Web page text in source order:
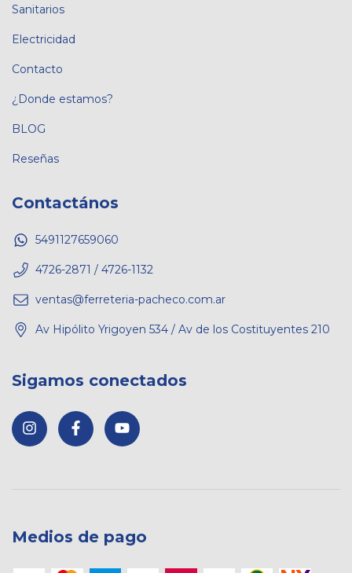
Sanitarios
Electricidad
Contacto
¿Donde estamos?
BLOG
Reseñas
Contactános
5491127659060
4726-2871 / 4726-1132
ventas@ferreteria-pacheco.com.ar
Av Hipólito Yrigoyen 534 / Av de los Costituyentes 210
Sigamos conectados
Medios de pago